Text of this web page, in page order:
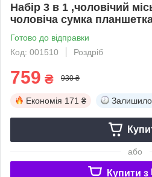
Набір 3 в 1 ,чоловічий
чоловіча сумка
Готово до відправки
Код: 001510
Роздріб
759 ₴ 930 ₴
Економія 171 ₴
або
Купити з